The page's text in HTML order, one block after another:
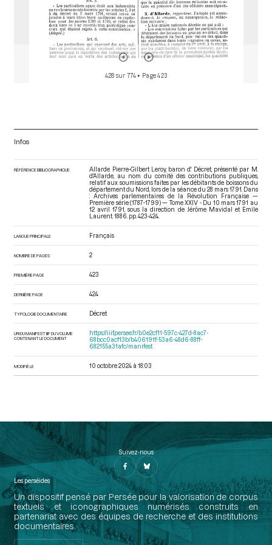
428 sur 774 • Page 423
Infos
RÉFÉRENCE BIBLIOGRAPHIQUE
Allarde Pierre-Gilbert Leroy, baron d'. Décret, présenté par M.
d'Allarde, au nom du comité des contributions publiques,
relatif aux soumissions faites par les débitants de boissons du
département du Nord, lors de la séance du 28 mars 1791. Dans
: Archives parlementaires de la Révolution Française —
Première série (1787-1799) — Tome XXIV - Du 10 mars 1791 au
12 avril 1791
, sous la direction de Jérôme Mavidal et Emile
Laurent. 1886. pp. 423-424.
LANGUE PRINCIPALE Français
NOMBRE DE PAGES 2
PREMIÈRE PAGE 423
DERNIÈRE PAGE 424
TYPOLOGIE DOCUMENTAIRE Décret
URI DU MANIFEST IIIF DU VOLUME
CONTENANT LE DOCUMENT
https://iiif.persee.fr/b0e2cf11-597c-427d-8ac7-
68bcc0acf13b/b406191f-53a6-48d6-88ff-
682155a31afc/manifest
MODIFIÉ LE 10 octobre 2024 à 18:03
Suivez-nous
Les perséides
Un dispositif pensé par Persée pour la valorisation de corpus
textuels et iconographiques numérisés construits en
partenariat avec des équipes de recherche et des institutions
documentaires.